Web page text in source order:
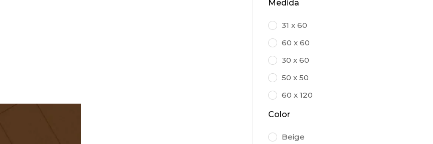
Medida
31 x 60
60 x 60
30 x 60
50 x 50
60 x 120
Color
Beige